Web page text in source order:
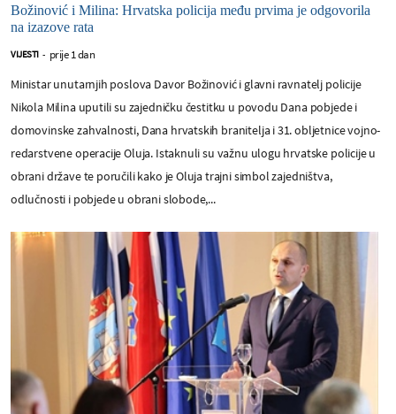
Božinović i Milina: Hrvatska policija među prvima je odgovorila
na izazove rata
VIJESTI - prije 1 dan
Ministar unutarnjih poslova Davor Božinović i glavni ravnatelj policije
Nikola Milina uputili su zajedničku čestitku u povodu Dana pobjede i
domovinske zahvalnosti, Dana hrvatskih branitelja i 31. obljetnice vojno-
redarstvene operacije Oluja. Istaknuli su važnu ulogu hrvatske policije u
obrani države te poručili kako je Oluja trajni simbol zajedništva,
odlučnosti i pobjede u obrani slobode,...